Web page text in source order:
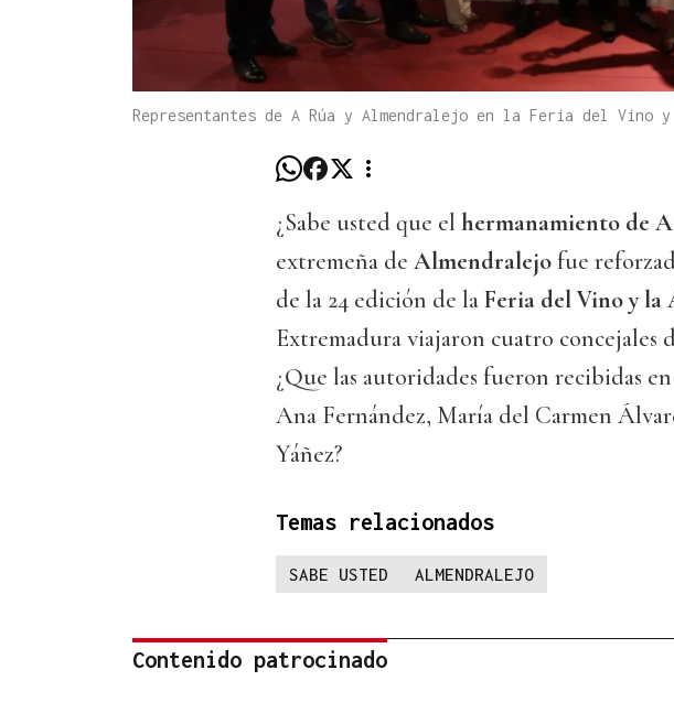
Representantes de A Rúa y Almendralejo en la Feria del Vino
¿Sabe usted que el hermanamiento de
extremeña de Almendralejofue
de la 24 edición de laFeria del Vino y la
Extremadura viajaron cuatro concejales
¿Que las autoridades fueron recibidas
Ana Fernández, María del Carmen
Yáñez?
Temas relacionados
SABE USTED ALMENDRALEJO
Contenido patrocinado